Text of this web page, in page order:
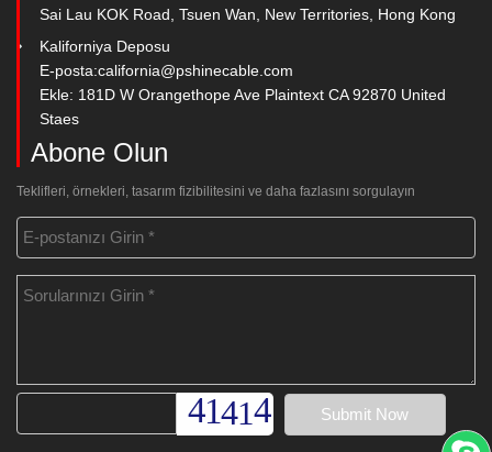
Sai Lau KOK Road, Tsuen Wan, New Territories, Hong Kong
Kaliforniya Deposu
E-posta:california@pshinecable.com
Ekle: 181D W Orangethope Ave Plaintext CA 92870 United
Staes
Abone Olun
Teklifleri, örnekleri, tasarım fizibilitesini ve daha fazlasını sorgulayın